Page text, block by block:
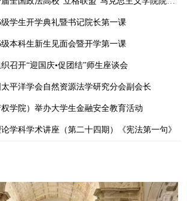
级学生开学典礼暨书记院长第一课
本科生新生见面会暨开学第一课
召开“迎国庆•促团结”师生座谈会
平洋学会自然资源法学研究分会副会长
学院）举办大学生金融安全教育活动
学科学术讲座（第二十四期）《宪法第一句》